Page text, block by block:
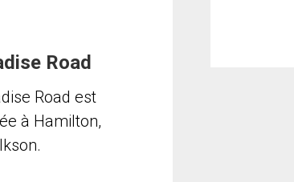
Road
Road est
à Hamilton,